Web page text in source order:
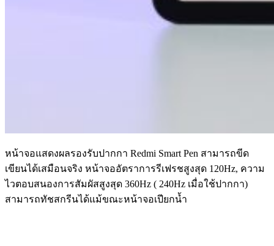
หน้าจอแสดงผลรองรับปากกา Redmi Smart Pen สามารถขีด
เขียนได้เสมือนจริง หน้าจออัตราการรีเฟรชสูงสุด 120Hz, ความ
ไวตอบสนองการสัมผัสสูงสุด 360Hz ( 240Hz เมื่อใช้ปากกา)
สามารถทัชสกรีนได้แม้ขณะหน้าจอเปียกน้ำ